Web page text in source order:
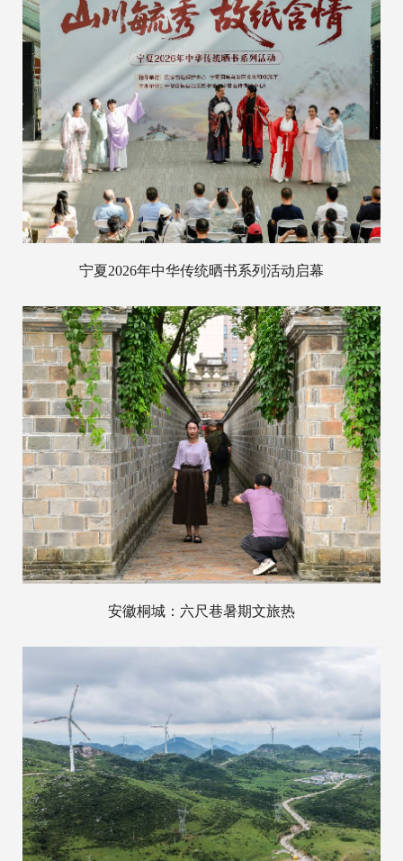
宁夏2026年中华传统晒书系列活动启幕
安徽桐城：六尺巷暑期文旅热